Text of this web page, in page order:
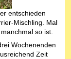
entschieden
Mischling. Mal
so ist.
Wochenenden
Zeit